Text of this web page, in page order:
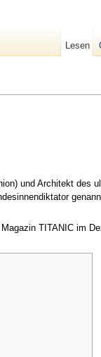
und Architekt des
TITANIC im
Lesen